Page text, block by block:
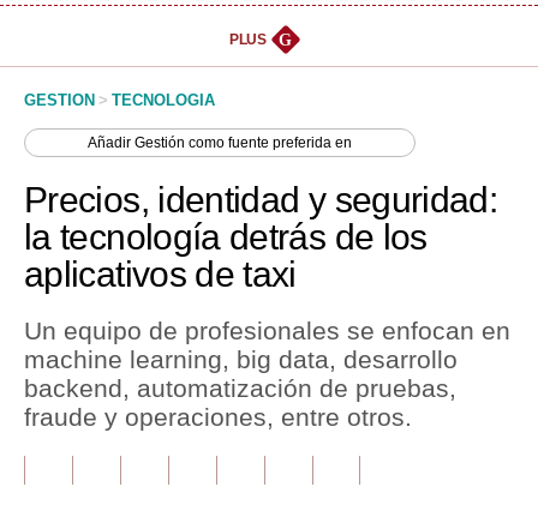
Management & Empleo
Perú
Política
Finanzas Personales
Inmobiliarias
Plus G
PLUS G
GESTION > TECNOLOGIA
AñadirGestión como fuente preferida en
Precios, identidad y seguridad:
la tecnología detrás de los
aplicativos de taxi
Un equipo de profesionales se enfocan en
machine learning, big data, desarrollo
backend, automatización de pruebas,
fraude y operaciones, entre otros.